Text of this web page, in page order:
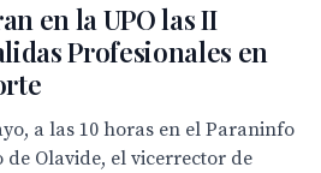
en la UPO las II
Profesionales en
a las 10 horas en el Paraninfo
Olavide, el vicerrector de